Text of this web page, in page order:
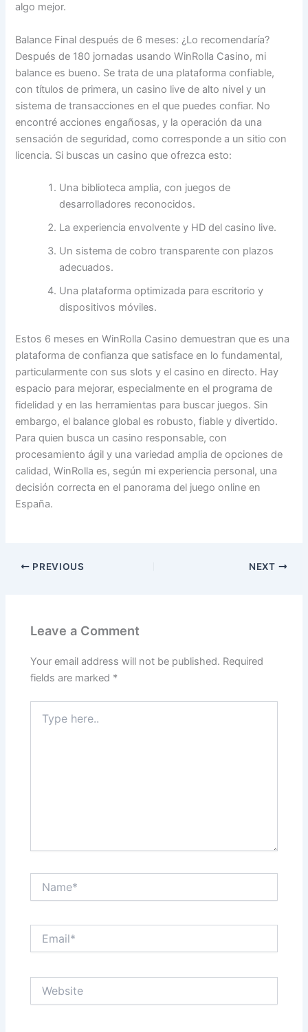
algo mejor.
Balance Final después de 6 meses: ¿Lo recomendaría?
Después de 180 jornadas usando WinRolla Casino, mi
balance es bueno. Se trata de una plataforma confiable,
con títulos de primera, un casino live de alto nivel y un
sistema de transacciones en el que puedes confiar. No
encontré acciones engañosas, y la operación da una
sensación de seguridad, como corresponde a un sitio con
licencia. Si buscas un casino que ofrezca esto:
Una biblioteca amplia, con juegos de
desarrolladores reconocidos.
La experiencia envolvente y HD del casino live.
Un sistema de cobro transparente con plazos
adecuados.
Una plataforma optimizada para escritorio y
dispositivos móviles.
Estos 6 meses en WinRolla Casino demuestran que es una
plataforma de confianza que satisface en lo fundamental,
particularmente con sus slots y el casino en directo. Hay
espacio para mejorar, especialmente en el programa de
fidelidad y en las herramientas para buscar juegos. Sin
embargo, el balance global es robusto, fiable y divertido.
Para quien busca un casino responsable, con
procesamiento ágil y una variedad amplia de opciones de
calidad, WinRolla es, según mi experiencia personal, una
decisión correcta en el panorama del juego online en
España.
PREVIOUS NEXT
Leave a Comment
Your email address will not be published. Required
fields are marked *
here..